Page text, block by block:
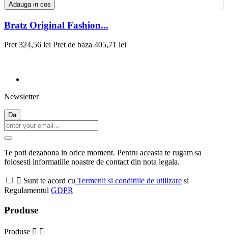
Adauga in cos
Bratz Original Fashion...
Pret 324,56 lei Pret de baza 405,71 lei
Newsletter
Te poti dezabona in orice moment. Pentru aceasta te rugam sa
folosesti informatiile noastre de contact din nota legala.
 Sunt te acord cu Termenii si conditiile de utilizare si
Regulamentul GDPR
Produse
Produse  